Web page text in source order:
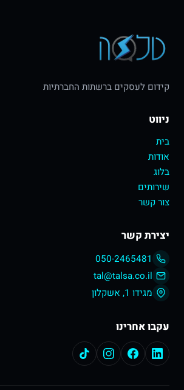
קידום לעסקים ברשתות החברתיות
ניווט
בית
אודות
בלוג
שירותים
צור קשר
יצירת קשר
050-2465481
tal@talsa.co.il
מגידו 1, אשקלון
עקבו אחרינו